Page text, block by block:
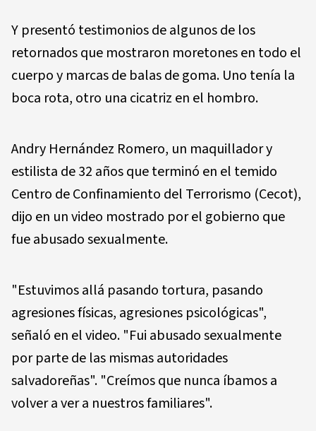
Y presentó testimonios de algunos de los
retornados que mostraron moretones en todo el
cuerpo y marcas de balas de goma. Uno tenía la
boca rota, otro una cicatriz en el hombro.
Andry Hernández Romero, un maquillador y
estilista de 32 años que terminó en el temido
Centro de Confinamiento del Terrorismo (Cecot),
dijo en un video mostrado por el gobierno que
fue abusado sexualmente.
"Estuvimos allá pasando tortura, pasando
agresiones físicas, agresiones psicológicas",
señaló en el video. "Fui abusado sexualmente
por parte de las mismas autoridades
salvadoreñas". "Creímos que nunca íbamos a
volver a ver a nuestros familiares".